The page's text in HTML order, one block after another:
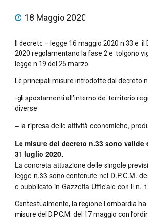
18 Maggio 2020
Il decreto – legge 16 maggio 2020 n.33 e il
2020 regolamentano la fase 2 e tolgono
legge n.19 del 25 marzo.
Le principali misure introdotte dal decreto
-gli spostamenti all’interno del territorio
diverse
– la ripresa delle attività economiche,
Le misure del decreto n.33 sono valide
31 luglio 2020.
La concreta attuazione delle singole
legge n.33 sono contenute nel D.P.C.M.
e pubblicato in Gazzetta Ufficiale con il n.
Contestualmente, la regione Lombardia ha
misure del D.P.C.M. del 17 maggio con